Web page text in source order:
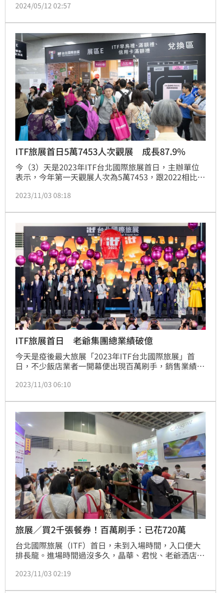
券」、「礁溪老爺三天兩夜元氣假期」、「3,999元台
城童樂四人住宿券」等35款適合闔家旅行的熱門商品，
其中包含全台老爺通用的「3,200元聯合住宿券」及
「2,080元聯合餐飲券」，可立即體驗餐檯
2024/05/12 02:57
ITF旅展首日5萬7453人次觀展 成長87.9%
今（3）天是2023年ITF台北國際旅展首日，主辦單位
表示，今年第一天觀展人次為5萬7453，跟2022相比，
寒舍及凱撒等多間飯店皆有多位百萬刷手現身，其中寒
買氣旺，旅行團銷量也亮眼，雄獅旅遊首日便出現單筆
百萬大單，可樂旅遊銷售業績恢復至疫情前的七成，推
估週末買氣將再創高峰。（記者：楊晏琳）
2023/11/03 08:18
ITF旅展首日 老爺集團總業績破億
今天是疫後最大旅展「2023年ITF台北國際旅展」首
日，不少飯店業者一開幕便出現百萬刷手，銷售業績開
銷售業績已突破1億元；凱撒飯店更出現500萬刷手，
2023/11/03 06:10
旅展／買2千張餐券！百萬刷手：已花720萬
台北國際旅展（ITF）首日，未到入場時間，入口便大
排長龍。進場時間過沒多久，晶華、君悅、老爺酒店便
今年的ITF是疫後最大旅展，業績相較去年可能會再成
2023/11/03 02:19